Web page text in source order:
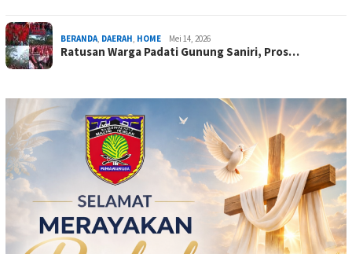
BERANDA, DAERAH, HOME Mei 14, 2026
Ratusan Warga Padati Gunung Saniri, Pros…